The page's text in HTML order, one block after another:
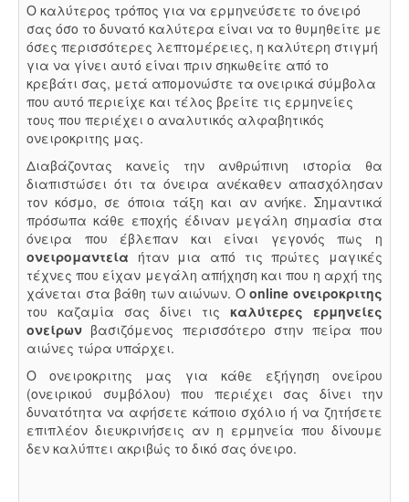
Ο καλύτερος τρόπος για να ερμηνεύσετε το όνειρό
σας όσο το δυνατό καλύτερα είναι να το θυμηθείτε με
όσες περισσότερες λεπτομέρειες, η καλύτερη στιγμή
για να γίνει αυτό είναι πριν σηκωθείτε από το
κρεβάτι σας, μετά απομονώστε τα ονειρικά σύμβολα
που αυτό περιείχε και τέλος βρείτε τις ερμηνείες
τους που περιέχει ο αναλυτικός αλφαβητικός
ονειροκριτης μας.
Διαβάζοντας κανείς την ανθρώπινη ιστορία θα
διαπιστώσει ότι τα όνειρα ανέκαθεν απασχόλησαν
τον κόσμο, σε όποια τάξη και αν ανήκε. Σημαντικά
πρόσωπα κάθε εποχής έδιναν μεγάλη σημασία στα
όνειρα που έβλεπαν και είναι γεγονός πως η
ονειρομαντεία ήταν μια από τις πρώτες μαγικές
τέχνες που είχαν μεγάλη απήχηση και που η αρχή της
χάνεται στα βάθη των αιώνων. Οonline ονειροκριτης
του καζαμία σας δίνει τις καλύτερες ερμηνείες
ονείρων βασιζόμενος περισσότερο στην πείρα που
αιώνες τώρα υπάρχει.
Ο ονειροκριτης μας για κάθε εξήγηση ονείρου
(ονειρικού συμβόλου) που περιέχει σας δίνει την
δυνατότητα να αφήσετε κάποιο σχόλιο ή να ζητήσετε
επιπλέον διευκρινήσεις αν η ερμηνεία που δίνουμε
δεν καλύπτει ακριβώς το δικό σας όνειρο.